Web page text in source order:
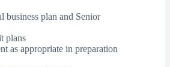
business plan and Senior
plans
as appropriate in preparation